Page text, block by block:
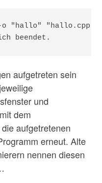
-o "hallo" "hallo.cpp"
aufgetreten sein
und
dem
aufgetretenen
erneut. Alte
nennen diesen